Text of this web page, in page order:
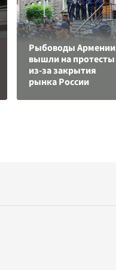
Рыбоводы Армении
вышли на протесты
из-за закрытия
рынка России